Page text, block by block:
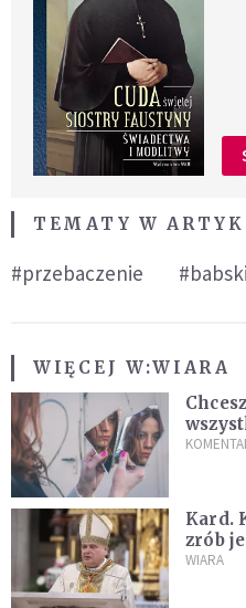
TEMATY W
#przebaczenie
WIĘCEJ W:WIARA
w
Kard.
zrób
stanie
WIARA